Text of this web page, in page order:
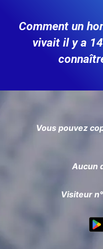
Comment un
vivait il y a
Vous pouvez
Aucun
Visiteur n°